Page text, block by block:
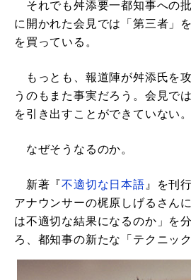
それでも舛添要一都知事への
に開かれた会見では「第三者」
を買っている。
もっとも、報道陣が舛添氏を
うのもまた事実だろう。会見で
を引き出すことができていない。
なぜそうなるのか。
新著『不適切な日本語 』を刊
アナウンサーの梶原しげるさん
は不適切な結果になるのか」を
ろ、都知事の新たな「テクニッ